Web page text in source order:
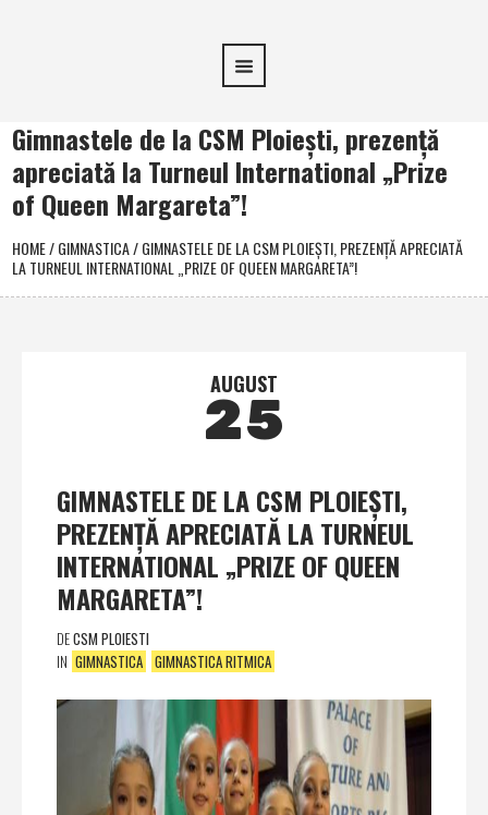
Gimnastele de la CSM Ploieşti, prezenţă
apreciată la Turneul International „Prize
of Queen Margareta”!
HOME/GIMNASTICA/GIMNASTELE DE LA CSM PLOIEŞTI, PREZENŢĂ APRECIATĂ
LA TURNEUL INTERNATIONAL „PRIZE OF QUEEN MARGARETA”!
AUGUST
25
GIMNASTELE DE LA CSM PLOIEŞTI,
PREZENŢĂ APRECIATĂ LA TURNEUL
INTERNATIONAL „PRIZE OF QUEEN
MARGARETA”!
DECSM PLOIESTI
IN GIMNASTICA GIMNASTICA RITMICA